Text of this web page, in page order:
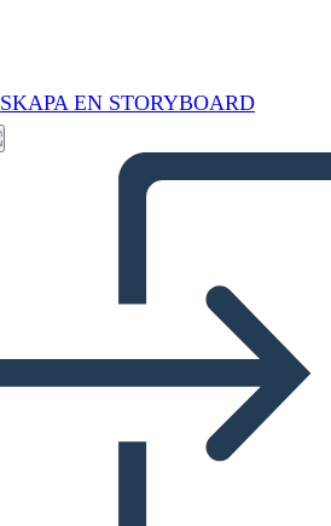
SKAPA EN STORYBOARD